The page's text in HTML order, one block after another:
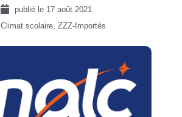
publié le 17 août 2021
Climat scolaire, ZZZ-Importés